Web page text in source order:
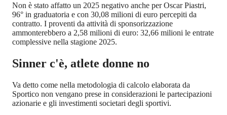
Non è stato affatto un 2025 negativo anche per Oscar Piastri,
96° in graduatoria e con 30,08 milioni di euro percepiti da
contratto. I proventi da attività di sponsorizzazione
ammonterebbero a 2,58 milioni di euro: 32,66 milioni le entrate
complessive nella stagione 2025.
Sinner c'è, atlete donne no
Va detto come nella metodologia di calcolo elaborata da
Sportico non vengano prese in considerazioni le partecipazioni
azionarie e gli investimenti societari degli sportivi.